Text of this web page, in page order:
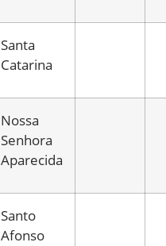
Santa
Catarina
Nossa
Senhora
Aparecida
Santo
Afonso